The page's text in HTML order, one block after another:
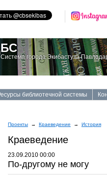
города Экибастуза
библиотечной системы
Проекты → Краеведение → История
Краеведение
23.09.2010 00:00
По-другому не могу